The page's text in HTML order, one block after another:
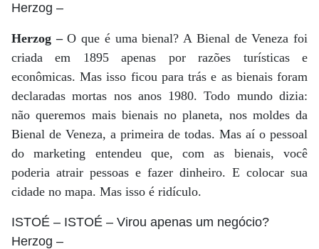
Herzog –
Herzog –O que é uma bienal? A Bienal de Veneza foi
criada em 1895 apenas por razões turísticas e
econômicas. Mas isso ficou para trás e as bienais foram
declaradas mortas nos anos 1980. Todo mundo dizia:
não queremos mais bienais no planeta, nos moldes da
Bienal de Veneza, a primeira de todas. Mas aí o pessoal
do marketing entendeu que, com as bienais, você
poderia atrair pessoas e fazer dinheiro. E colocar sua
cidade no mapa. Mas isso é ridículo.
ISTOÉ – ISTOÉ – Virou apenas um negócio?
Herzog –